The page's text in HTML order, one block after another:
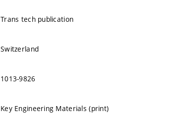
Trans tech publication
Switzerland
1013-9826
Key Engineering Materials (print)